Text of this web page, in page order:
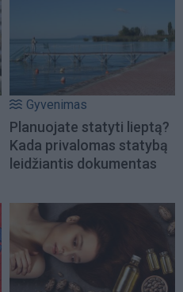
Gyvenimas
Planuojate statyti lieptą?
Kada privalomas statybą
leidžiantis dokumentas